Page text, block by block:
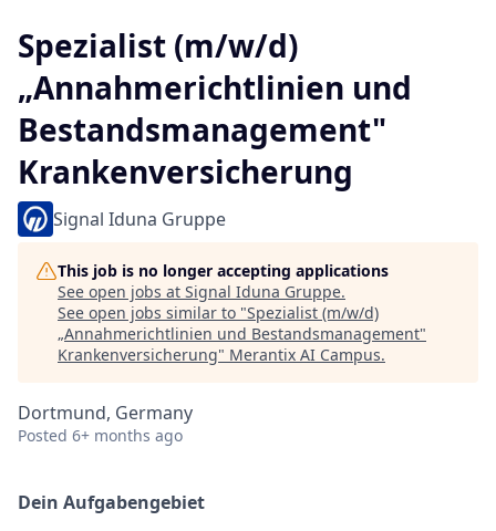
Spezialist (m/w/d)
„Annahmerichtlinien und
Bestandsmanagement"
Krankenversicherung
Signal Iduna Gruppe
This job is no longer accepting applications
See open jobs at Signal Iduna Gruppe.
See open jobs similar to "Spezialist (m/w/d)
„Annahmerichtlinien und Bestandsmanagement"
Krankenversicherung" Merantix AI Campus.
Dortmund, Germany
Posted 6+ months ago
Dein Aufgabengebiet